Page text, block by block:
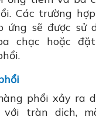
Các trường
ứng sẽ được sử
chạc hoặc
phổi xảy ra
tràn dịch,